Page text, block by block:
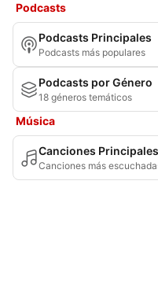
Podcasts
Podcasts Principales
Podcasts más populares
Podcasts por Género
18 géneros temáticos
Música
Canciones Principales
Canciones más